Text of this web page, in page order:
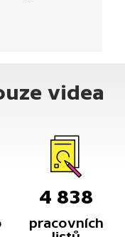
nejen
videa
4 838
pracovních